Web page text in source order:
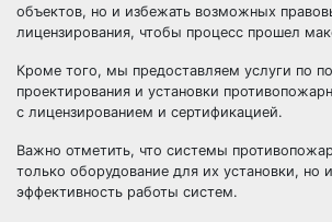
объектов, но и избежать возможных
лицензирования, чтобы процесс прошел
Кроме того, мы предоставляем услуги по
проектирования и установки
с лицензированием и сертификацией.
Важно отметить, что системы
только оборудование для их установки,
эффективность работы систем.